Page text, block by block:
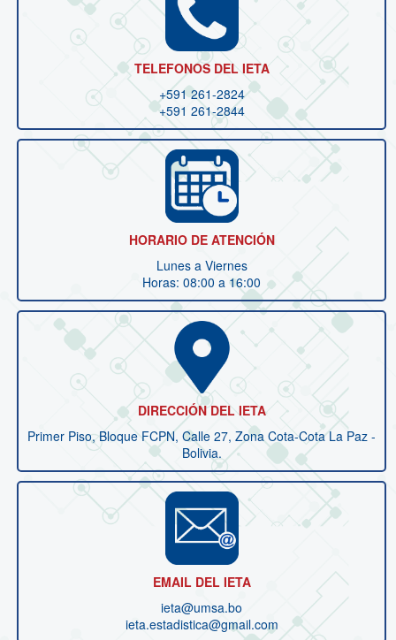
TELEFONOS DEL IETA
+591 261-2824
+591 261-2844
HORARIO DE ATENCIÓN
Lunes a Viernes
Horas: 08:00 a 16:00
DIRECCIÓN DEL IETA
Primer Piso, Bloque FCPN, Calle 27, Zona Cota-Cota La Paz -
Bolivia.
EMAIL DEL IETA
ieta@umsa.bo
ieta.estadistica@gmail.com